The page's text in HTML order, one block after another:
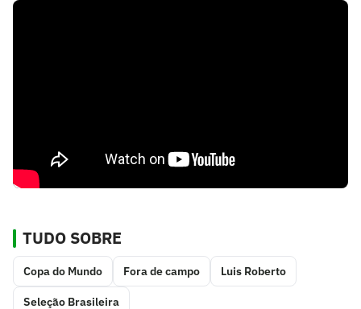
TUDO SOBRE
Copa do Mundo Fora de campo Luis Roberto
Seleção Brasileira